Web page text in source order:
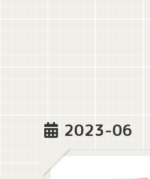
2023-06